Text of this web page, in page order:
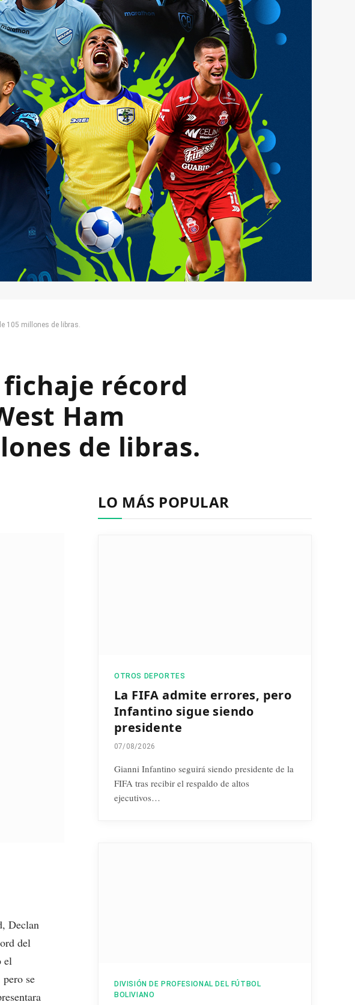
105 millones de libras.
récord
Ham
de libras.
Declan
del
el
se
LO MÁS POPULAR
OTROS DEPORTES
La FIFA admite errores, pero
Infantino sigue siendo
presidente
07/08/2026
Gianni Infantino seguirá siendo presidente de la
FIFA tras recibir el respaldo de altos
ejecutivos…
DIVISIÓN DE PROFESIONAL DEL FÚTBOL
BOLIVIANO